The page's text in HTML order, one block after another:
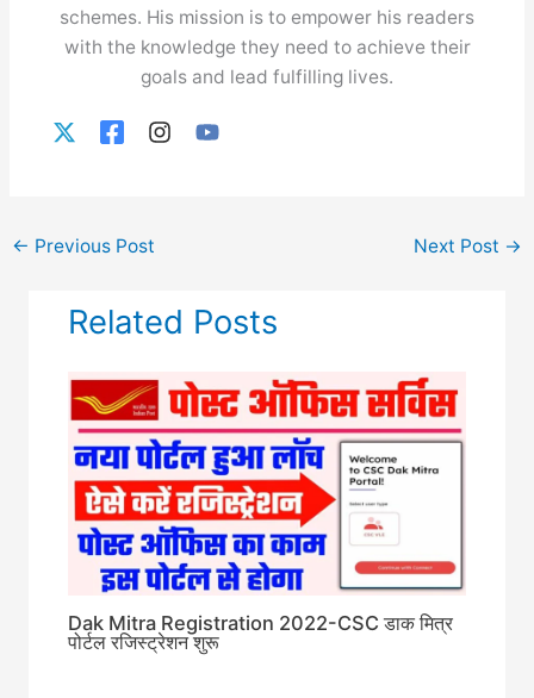
schemes. His mission is to empower his readers
with the knowledge they need to achieve their
goals and lead fulfilling lives.
← Previous Post Next Post →
Related Posts
Dak Mitra Registration 2022-CSC डाक मित्र
पोर्टल रजिस्ट्रेशन शुरू